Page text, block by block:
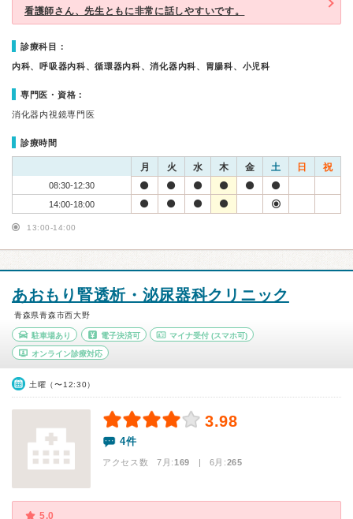
看護師さん、先生ともに非常に話しやすいです。
診療科目：
内科、呼吸器内科、循環器内科、消化器内科、胃腸科、小児科
専門医・資格：
消化器内視鏡専門医
診療時間
月 火 水 木 金 土 日 祝
08:30-12:30
14:00-18:00
13:00-14:00
あおもり腎透析・泌尿器科クリニック
青森県青森市西大野
駐車場あり 電子決済可 マイナ受付 (スマホ可)
オンライン診療対応
土曜（〜12:30）
3.98
4件
アクセス数 7月:169 | 6月:265
5.0